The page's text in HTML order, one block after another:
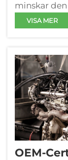
minskar
Ekonomier
kostnad per
inköp
per enhet.
VISA MER
OEM-